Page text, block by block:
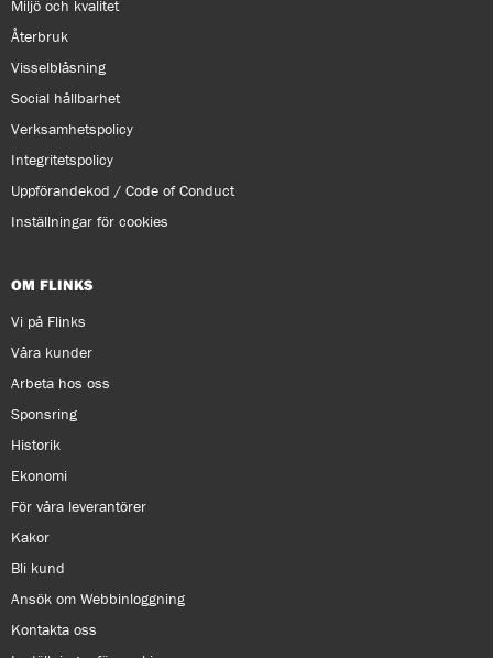
Miljö och kvalitet
Återbruk
Visselblåsning
Social hållbarhet
Verksamhetspolicy
Integritetspolicy
Uppförandekod / Code of Conduct
Inställningar för cookies
OM FLINKS
Vi på Flinks
Våra kunder
Arbeta hos oss
Sponsring
Historik
Ekonomi
För våra leverantörer
Kakor
Bli kund
Ansök om Webbinloggning
Kontakta oss